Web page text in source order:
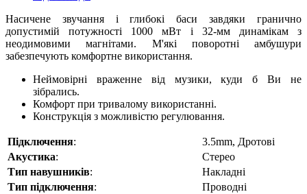
Насичене звучання і глибокі баси завдяки гранично
допустимій потужності 1000 мВт і 32-мм динамікам з
неодимовими магнітами. М'які поворотні амбушури
забезпечують комфортне використання.
Неймовірні враженне від музики, куди б Ви не
зібрались.
Комфорт при тривалому використанні.
Конструкція з можливістю регулювання.
Підключення:
3.5mm, Дротові
Акустика:
Стерео
Тип навушників:
Накладні
Тип підключення:
Проводні